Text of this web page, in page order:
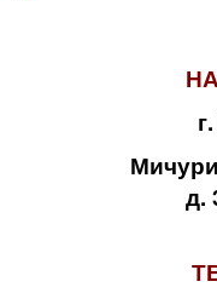
д.